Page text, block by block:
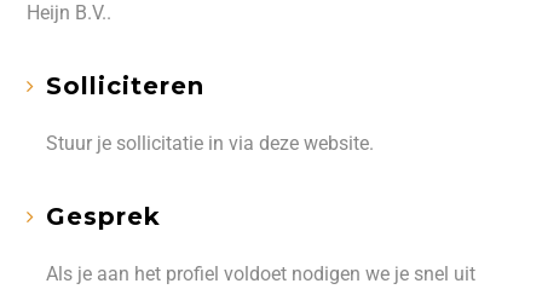
Heijn B.V..
Solliciteren
Stuur je sollicitatie in via deze website.
Gesprek
Als je aan het profiel voldoet nodigen we je snel uit